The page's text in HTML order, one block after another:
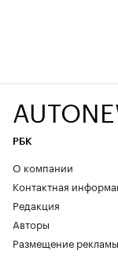
РБК
О компании
Контактная
Редакция
Авторы
Размещение рекламы